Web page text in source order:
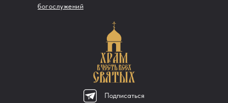
богослужений
Подписаться